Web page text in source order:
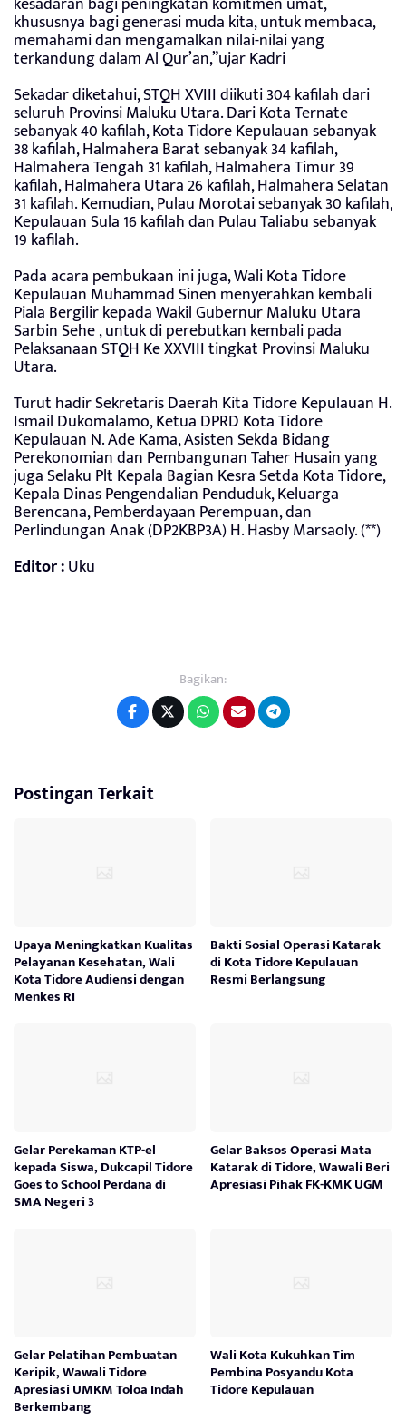
khususnya bagi generasi muda kita, untuk membaca,
memahami dan mengamalkan nilai-nilai yang
terkandung dalam Al Qur’an,”ujar Kadri
Sekadar diketahui, STQH XVIII diikuti 304 kafilah dari
seluruh Provinsi Maluku Utara. Dari Kota Ternate
sebanyak 40 kafilah, Kota Tidore Kepulauan sebanyak
38 kafilah, Halmahera Barat sebanyak 34 kafilah,
Halmahera Tengah 31 kafilah, Halmahera Timur 39
kafilah, Halmahera Utara 26 kafilah, Halmahera Selatan
31 kafilah. Kemudian, Pulau Morotai sebanyak 30 kafilah,
Kepulauan Sula 16 kafilah dan Pulau Taliabu sebanyak
19 kafilah.
Pada acara pembukaan ini juga, Wali Kota Tidore
Kepulauan Muhammad Sinen menyerahkan kembali
Piala Bergilir kepada Wakil Gubernur Maluku Utara
Sarbin Sehe , untuk di perebutkan kembali pada
Pelaksanaan STQH Ke XXVIII tingkat Provinsi Maluku
Utara.
Turut hadir Sekretaris Daerah Kita Tidore Kepulauan H.
Ismail Dukomalamo, Ketua DPRD Kota Tidore
Kepulauan N. Ade Kama, Asisten Sekda Bidang
Perekonomian dan Pembangunan Taher Husain yang
juga Selaku Plt Kepala Bagian Kesra Setda Kota Tidore,
Kepala Dinas Pengendalian Penduduk, Keluarga
Berencana, Pemberdayaan Perempuan, dan
Perlindungan Anak (DP2KBP3A) H. Hasby Marsaoly. (**)
Editor :Uku
Bagikan:
Postingan Terkait
Upaya Meningkatkan Kualitas
Pelayanan Kesehatan, Wali
Kota Tidore Audiensi dengan
Menkes RI
Bakti Sosial Operasi Katarak
di Kota Tidore Kepulauan
Resmi Berlangsung
Gelar Perekaman KTP-el
kepada Siswa, Dukcapil Tidore
Goes to School Perdana di
SMA Negeri 3
Gelar Baksos Operasi Mata
Katarak di Tidore, Wawali Beri
Apresiasi Pihak FK-KMK UGM
Gelar Pelatihan Pembuatan
Keripik, Wawali Tidore
Apresiasi UMKM Toloa Indah
Berkembang
Wali Kota Kukuhkan Tim
Pembina Posyandu Kota
Tidore Kepulauan